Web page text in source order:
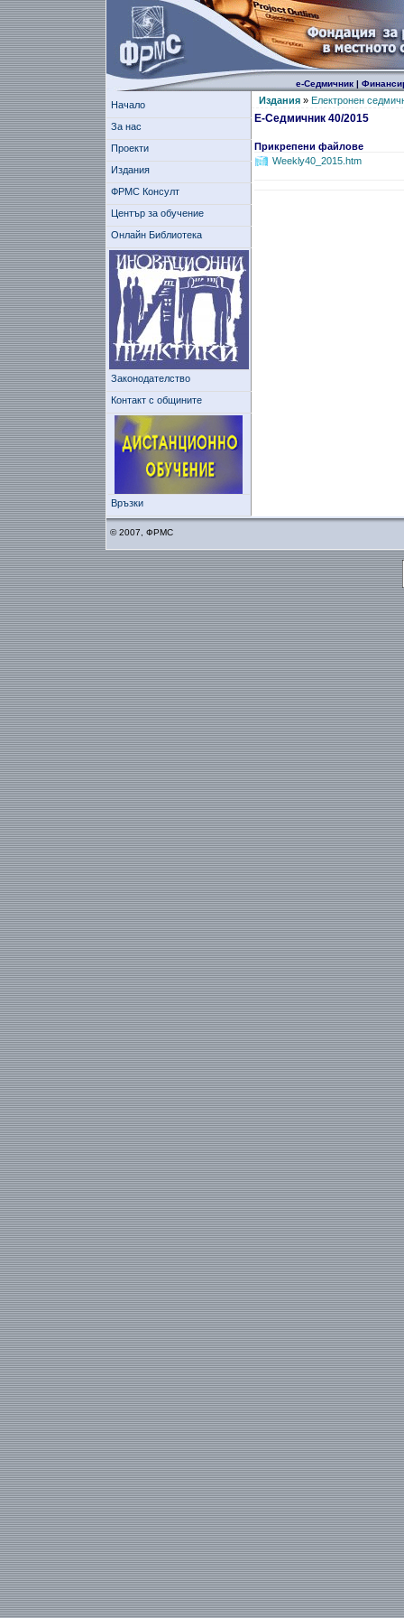
е-Седмичник|
Начало
За нас
Проекти
Издания
ФРМС Консулт
Център за обучение
Онлайн Библиотека
Законодателство
Контакт с общините
Връзки
Издания» Електронен
Е-Седмичник 40/2015
Прикрепени файлове
Weekly40_2015.htm
© 2007, ФРМС